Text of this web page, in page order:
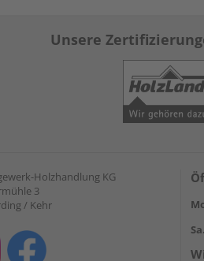
Unsere
Holzhandlung KG
3
/ Kehr
Sa.